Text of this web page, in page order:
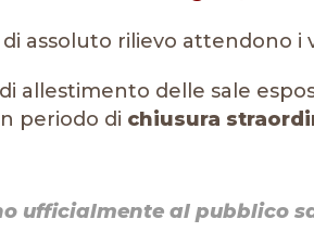
assoluto rilievo attendono i
allestimento delle sale
periodo di chiusura
ufficialmente al pubblico